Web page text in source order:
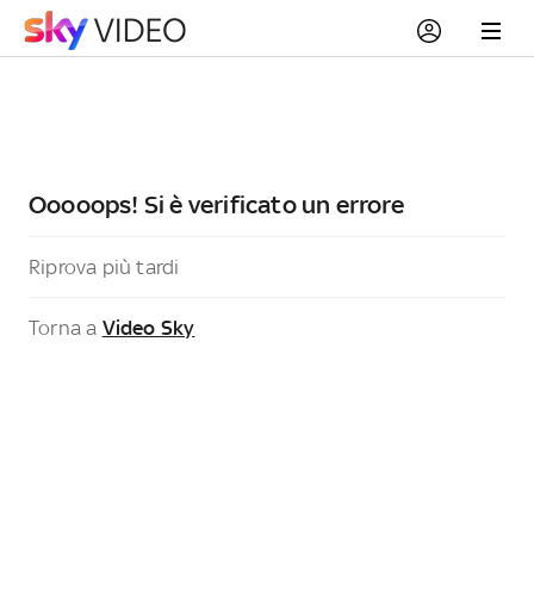
Ooooops! Si è verificato un errore
Riprova più tardi
Torna a Video Sky